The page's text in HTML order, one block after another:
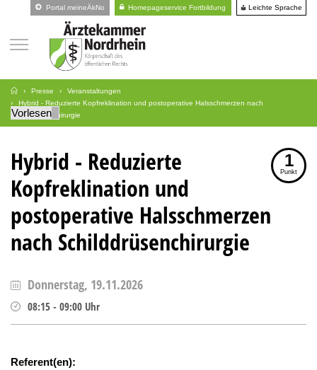
Portal meineÄkNo Homepageservice Fortbildung Leichte Sprache
Presse
Veranstaltungen
Hybrid - Reduzierte Kopfreklination und postoperative Halsschmerzen nach
Schilddrüsenchirurgie
Vorlesen
Hybrid - Reduzierte
Kopfreklination und
postoperative Halsschmerzen
nach Schilddrüsenchirurgie
1
Punkt
Donnerstag, 19.11.2026
08:15 - 09:00 Uhr
Referent(en):